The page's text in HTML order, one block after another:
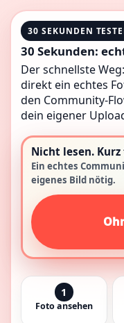
30 SEKUNDEN
30 Sekunden:
Der schnellste
direkt ein echtes
den Community-
dein eigener
Nicht lesen.
Ein echtes
eigenes Bild nötig.
1
Foto ansehen